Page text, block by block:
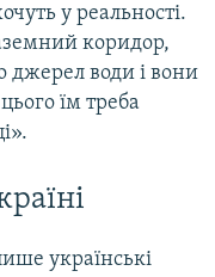
у реальності.
коридор,
джерел води і вони
їм треба
українські